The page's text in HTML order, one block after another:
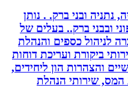
ובני ברק. . נותן
ברק.. בעלים של
כספים והנהלת
ועריכת דוחות
הון ליחידים,
שירותי הנהלת